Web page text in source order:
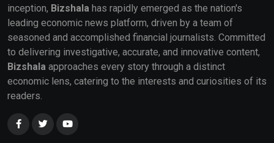
inception, Bizshala has rapidly emerged as the nation's
leading economic news platform, driven by a team of
seasoned and accomplished financial journalists. Committed
to delivering investigative, accurate, and innovative content,
Bizshala approaches every story through a distinct
economic lens, catering to the interests and curiosities of its
readers.